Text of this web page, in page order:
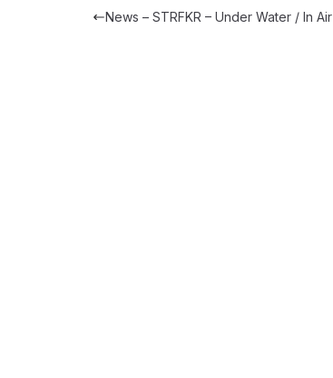
News – STRFKR – Under Water / In Air